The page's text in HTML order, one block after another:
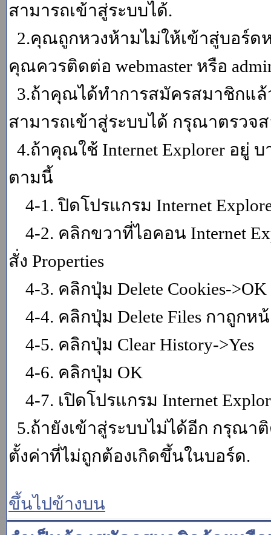
สามารถเข้าสู่ระบบได้.
2.คุณถูกหวงห้ามไม่ให้เข้าสู่บอร์ด
คุณควรติดต่อ webmaster หรือ
3.ถ้าคุณได้ทำการสมัครสมาชิกแ
สามารถเข้าสู่ระบบได้ กรุณาตรวจส
4.ถ้าคุณใช้ Internet Explorer อยู่
ตามนี้
4-1. ปิดโปรแกรม Internet
4-2. คลิกขวาที่ไอคอน Internet
สั่ง Properties
4-3. คลิกปุ่ม Delete Cookies->OK
4-4. คลิกปุ่ม Delete Files กาถูกหน้
4-5. คลิกปุ่ม Clear History->Yes
4-6. คลิกปุ่ม OK
4-7. เปิดโปรแกรม Internet
5.ถ้ายังเข้าสู่ระบบไม่ได้อีก กรุณา
ตั้งค่าที่ไม่ถูกต้องเกิดขึ้นในบอร์ด.
ขึ้นไปข้างบน